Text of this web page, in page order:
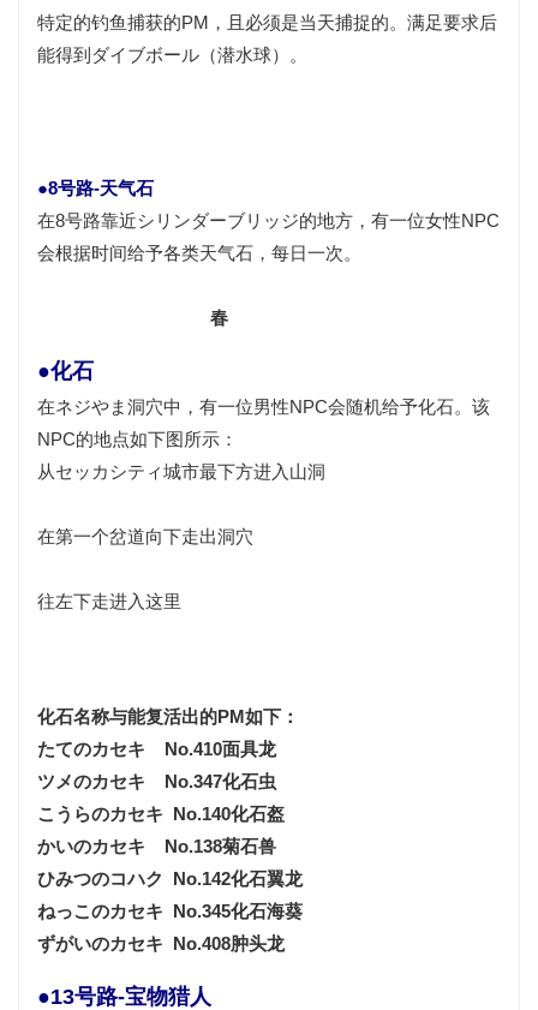
特定的钓鱼捕获的PM，且必须是当天捕捉的。满足要求后
能得到ダイブボール（潜水球）。
●8号路-天气石
在8号路靠近シリンダーブリッジ的地方，有一位女性NPC
会根据时间给予各类天气石，每日一次。
春
●化石
在ネジやま洞穴中，有一位男性NPC会随机给予化石。该
NPC的地点如下图所示：
从セッカシティ城市最下方进入山洞
在第一个岔道向下走出洞穴
往左下走进入这里
化石名称与能复活出的PM如下：
たてのカセキ No.410面具龙
ツメのカセキ No.347化石虫
こうらのカセキ No.140化石盔
かいのカセキ No.138菊石兽
ひみつのコハク No.142化石翼龙
ねっこのカセキ No.345化石海葵
ずがいのカセキ No.408肿头龙
●13号路-宝物猎人